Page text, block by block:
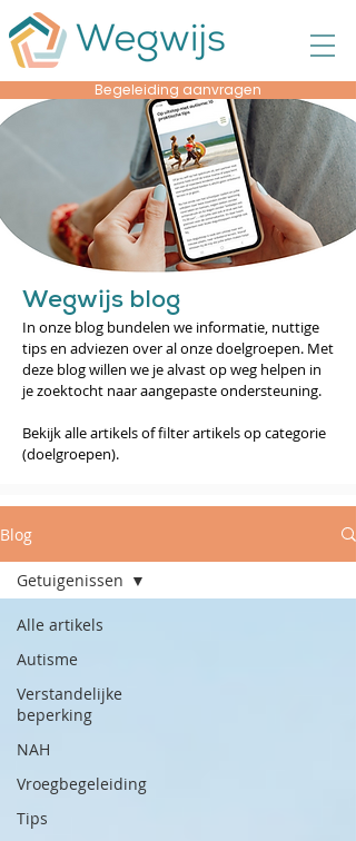
Begeleiding aanvragen
Wegwijs blog
In onze blog bundelen we informatie, nuttige
tips en adviezen over al onze doelgroepen. Met
deze blog willen we je alvast op weg helpen in
je zoektocht naar aangepaste ondersteuning.
Bekijk alle artikels of filter artikels op categorie
(doelgroepen).
Blog
Alle artikels
Autisme
Verstandelijke
beperking
NAH
Vroegbegeleiding
Tips
Getuigenissen